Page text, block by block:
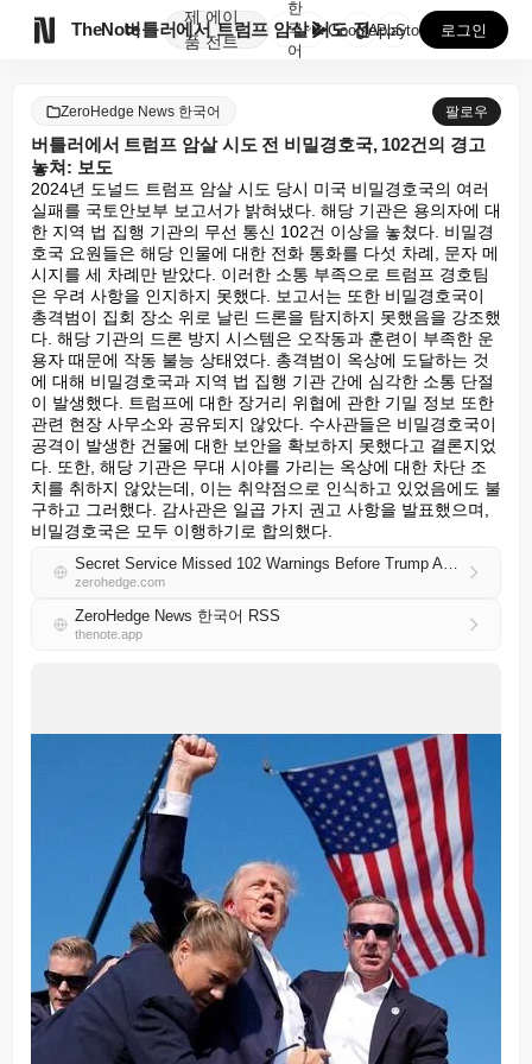
TheNote
제
품
에이
전트
버틀러에서 트럼프 암살 시도 전 비밀경호국, 102건의...
한
국
어
GooglePlay
AppStore 로그인
ZeroHedge News 한국어 팔로우
버틀러에서 트럼프 암살 시도 전 비밀경호국, 102건의 경고
놓쳐: 보도
2024년 도널드 트럼프 암살 시도 당시 미국 비밀경호국의 여러
실패를 국토안보부 보고서가 밝혀냈다. 해당 기관은 용의자에 대
한 지역 법 집행 기관의 무선 통신 102건 이상을 놓쳤다. 비밀경
호국 요원들은 해당 인물에 대한 전화 통화를 다섯 차례, 문자 메
시지를 세 차례만 받았다. 이러한 소통 부족으로 트럼프 경호팀
은 우려 사항을 인지하지 못했다. 보고서는 또한 비밀경호국이
총격범이 집회 장소 위로 날린 드론을 탐지하지 못했음을 강조했
다. 해당 기관의 드론 방지 시스템은 오작동과 훈련이 부족한 운
용자 때문에 작동 불능 상태였다. 총격범이 옥상에 도달하는 것
에 대해 비밀경호국과 지역 법 집행 기관 간에 심각한 소통 단절
이 발생했다. 트럼프에 대한 장거리 위협에 관한 기밀 정보 또한
관련 현장 사무소와 공유되지 않았다. 수사관들은 비밀경호국이
공격이 발생한 건물에 대한 보안을 확보하지 못했다고 결론지었
다. 또한, 해당 기관은 무대 시야를 가리는 옥상에 대한 차단 조
치를 취하지 않았는데, 이는 취약점으로 인식하고 있었음에도 불
구하고 그러했다. 감사관은 일곱 가지 권고 사항을 발표했으며,
비밀경호국은 모두 이행하기로 합의했다.
Secret Service Missed 102 Warnings Before Trump Assassination Attempt In Butler: Report
zerohedge.com
ZeroHedge News 한국어 RSS
thenote.app